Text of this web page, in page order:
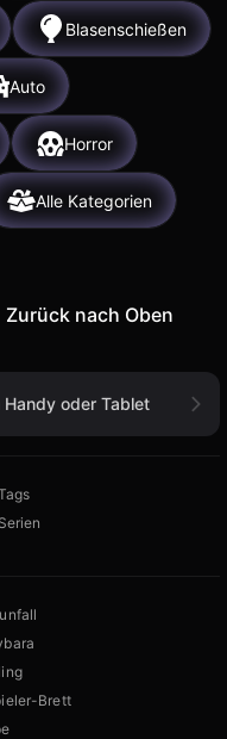
Blasenschießen
Auto
Horror
Alle Kategorien
Zurück nach Oben
oder Tablet
Brett